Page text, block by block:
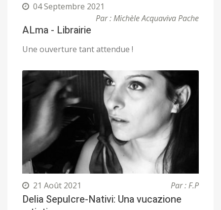
04 Septembre 2021
Par : Michèle Acquaviva Pache
ALma - Librairie
Une ouverture tant attendue !
21 Août 2021 Par : F.P
Delia Sepulcre-Nativi: Una vucazione